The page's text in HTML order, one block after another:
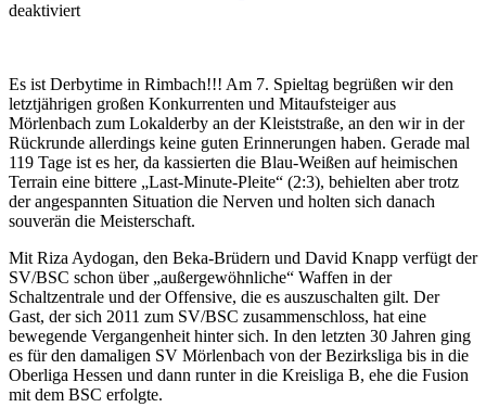
deaktiviertfür
verschiedenen
Gesichtern
der
Blau-
Weißen
Es ist Derbytime in Rimbach!!! Am 7. Spieltag begrüßen wir den
letztjährigen großen Konkurrenten und Mitaufsteiger aus
Mörlenbach zum Lokalderby an der Kleiststraße, an den wir in der
Rückrunde allerdings keine guten Erinnerungen haben. Gerade mal
119 Tage ist es her, da kassierten die Blau-Weißen auf heimischen
Terrain eine bittere „Last-Minute-Pleite“ (2:3), behielten aber trotz
der angespannten Situation die Nerven und holten sich danach
souverän die Meisterschaft.
Mit Riza Aydogan, den Beka-Brüdern und David Knapp verfügt der
SV/BSC schon über „außergewöhnliche“ Waffen in der
Schaltzentrale und der Offensive, die es auszuschalten gilt. Der
Gast, der sich 2011 zum SV/BSC zusammenschloss, hat eine
bewegende Vergangenheit hinter sich. In den letzten 30 Jahren ging
es für den damaligen SV Mörlenbach von der Bezirksliga bis in die
Oberliga Hessen und dann runter in die Kreisliga B, ehe die Fusion
mit dem BSC erfolgte.